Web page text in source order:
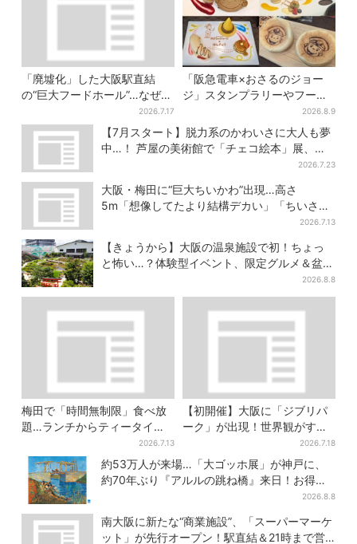
「廃墟化」した大阪駅直結
の“巨大フードホール”…なぜ？
実は、梅田ランチ＆カフェの
穴場だった
2026.7.17
「阪急電車×おさるのジョー
ジ」スタンプラリーやフード
販売…梅田にジョージの大好
きスイーツ「カノーリ」登場
2026.8.9
【7月スタート】脱力系のかわいさに大人も夢
中…！ 芦屋の美術館で「チェコ絵本」展、老
2026.7.23
大阪・梅田に“巨大ちいかわ”出現…高さ
5m「想像してたより結構デカい」「ちいさ…
2026.7.13
【きょうから】大阪の温泉施設で初！ちょっ
と怖い…？体験型イベント、限定グルメ＆盆踊
2026.8.8
梅田で「時間無制限」食べ放
題…ランチからティータイム
までノンストップで約60種を
満喫
2026.7.13
【初開催】大阪に「ジブリパ
ーク」が出現！世界観がすご
い…細かな仕掛け＆巨大フォ
トスポットに注目
2026.7.18
約53万人が来場…「大ゴッホ展」が神戸に、
約70年ぶり『アルルの跳ね橋』来日！お得な
2026.8.8
南大阪に新たな“商業施設”、「スーパーマーケ
ット」が先行オープン！駅直結＆21時まで営